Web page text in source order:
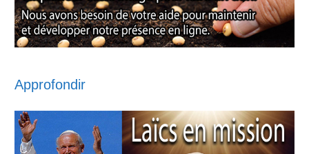
Approfondir